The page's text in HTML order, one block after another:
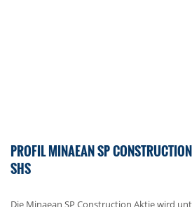
PROFIL MINAEAN SP
SHS
Die Minaean SP Construction Aktie wird